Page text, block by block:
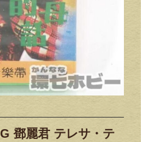
鄧麗君 テレサ・テ